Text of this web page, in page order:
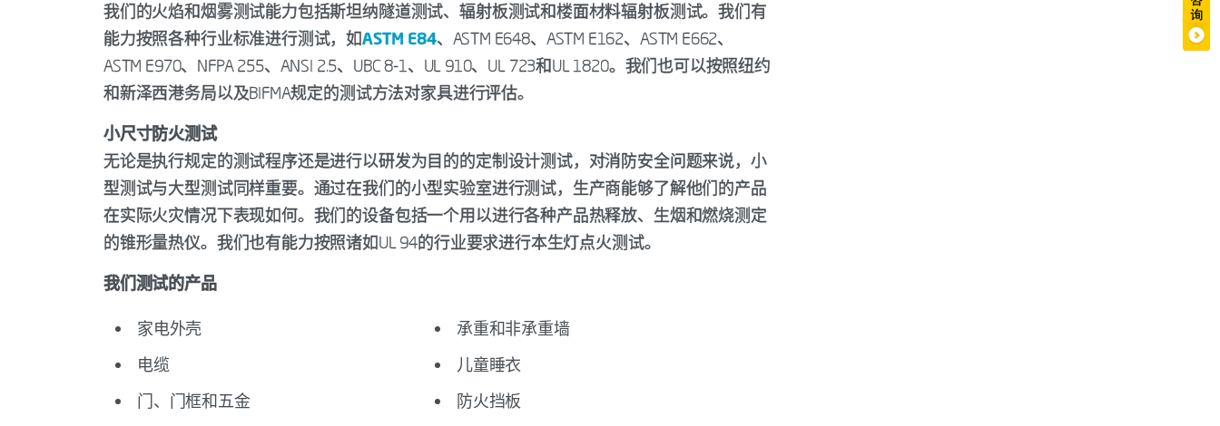
我们的火焰和烟雾测试能力包括斯坦纳隧道测试、辐射板测试和楼面材料辐射板测试。我们有
能力按照各种行业标准进行测试，如ASTM E84、ASTM E648、ASTM E162、ASTM E662、
ASTM E970、NFPA 255、ANSI 2.5、UBC 8-1、UL 910、UL 723和UL 1820。我们也可以按照纽约
和新泽西港务局以及BIFMA规定的测试方法对家具进行评估。
小尺寸防火测试
无论是执行规定的测试程序还是进行以研发为目的的定制设计测试，对消防安全问题来说，小
型测试与大型测试同样重要。通过在我们的小型实验室进行测试，生产商能够了解他们的产品
在实际火灾情况下表现如何。我们的设备包括一个用以进行各种产品热释放、生烟和燃烧测定
的锥形量热仪。我们也有能力按照诸如UL 94的行业要求进行本生灯点火测试。
我们测试的产品
家电外壳
承重和非承重墙
电缆
儿童睡衣
门、门框和五金
防火挡板